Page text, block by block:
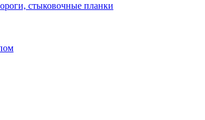
стыковочные планки